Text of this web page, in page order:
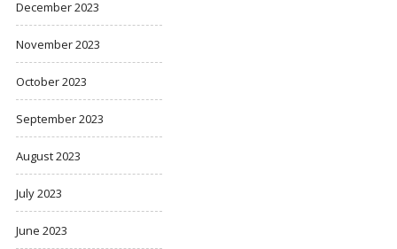
December 2023
November 2023
October 2023
September 2023
August 2023
July 2023
June 2023